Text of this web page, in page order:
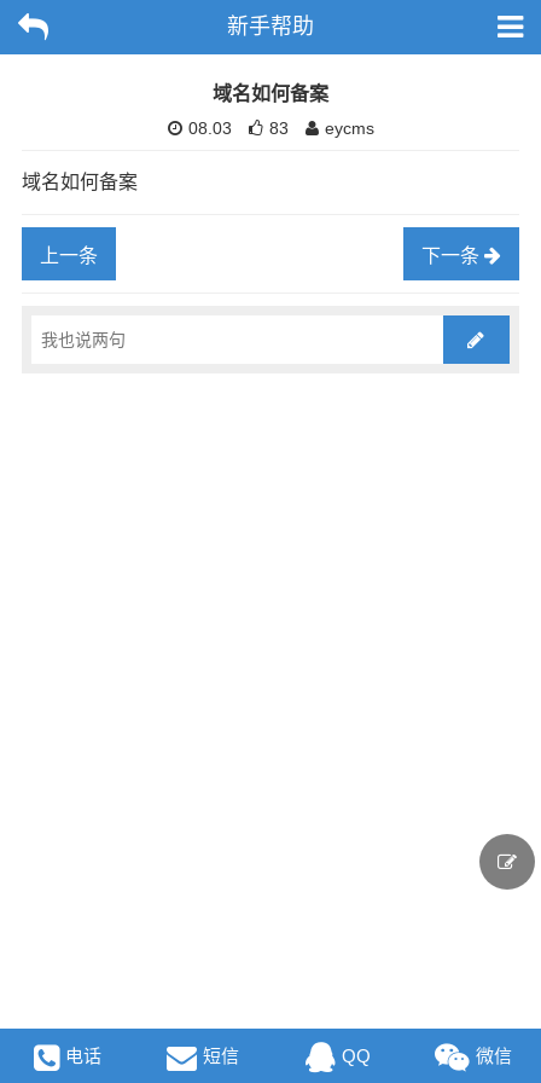
新手帮助
域名如何备案
08.03 83 eycms
域名如何备案
上一条 下一条
电话 短信 QQ 微信